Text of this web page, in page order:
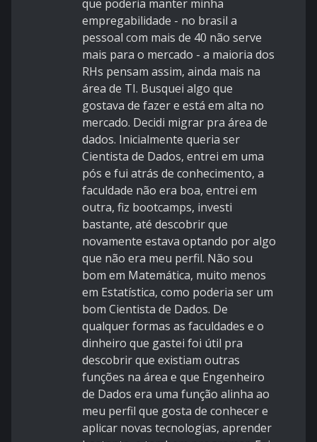
que poderia manter minha
empregabilidade - no brasil a
pessoal com mais de 40 não serve
mais para o mercado - a maioria dos
RHs pensam assim, ainda mais na
área de TI. Busquei algo que
gostava de fazer e está em alta no
mercado. Decidi migrar pra área de
dados. Inicialmente queria ser
Cientista de Dados, entrei em uma
pós e fui atrás de conhecimento, a
faculdade não era boa, entrei em
outra, fiz bootcamps, investi
bastante, até descobrir que
novamente estava optando por algo
que não era meu perfil. Não sou
bom em Matemática, muito menos
em Estatística, como poderia ser um
bom Cientista de Dados. De
qualquer formas as faculdades e o
dinheiro que gastei foi útil pra
descobrir que existiam outras
funções na área e que Engenheiro
de Dados era uma função alinha ao
meu perfil que gosta de conhecer e
aplicar novas tecnologias, aprender